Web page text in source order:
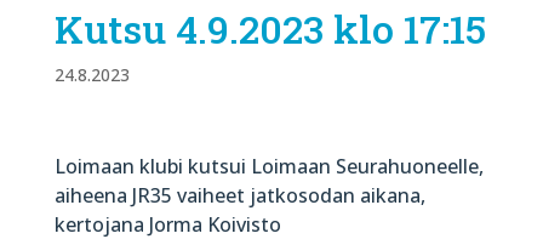
Kutsu 4.9.2023 klo 17:15
24.8.2023
Loimaan klubi kutsui Loimaan Seurahuoneelle,
aiheena JR35 vaiheet jatkosodan aikana,
kertojana Jorma Koivisto